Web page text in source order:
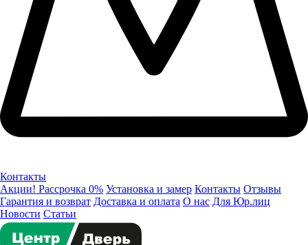
Контакты
Акции! Рассрочка 0% Установка и замер Контакты Отзывы
Гарантия и возврат Доставка и оплата О нас Для Юр.лиц
Новости Статьи